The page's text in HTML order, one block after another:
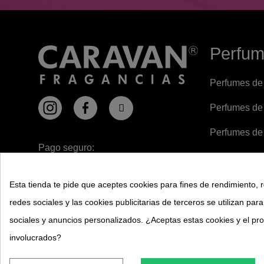
Pago seguro:
Perfumes
Perfumes
Perfumes
Perfumes
Mundo
Esta tienda te pide que aceptes cookies para fines de rendimiento,
redes sociales y las cookies publicitarias de terceros se utilizan
sociales y anuncios personalizados. ¿Aceptas estas cookies y el
involucrados?